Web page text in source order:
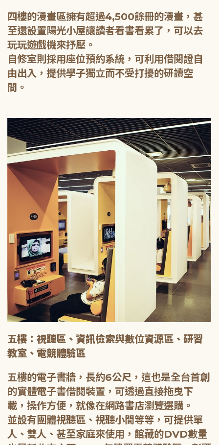
四樓的漫畫區擁有超過4,500餘冊的漫畫，甚
至還設置陽光小屋讓讀者看書看累了，可以去
玩玩遊戲機來抒壓。
自修室則採用座位預約系統，可利用借閱證自
由出入，提供學子獨立而不受打擾的研讀空
間。
五樓：視聽區、資訊檢索與數位資源區、研習
教室、電競體驗區
五樓的電子書牆，長約6公尺，這也是全台首創
的實體電子書借閱裝置，可透過直接拖曳下
載，操作方便，就像在網路書店瀏覽選購。
並設有團體視聽區、視聽小間等等，可提供單
人、雙人、甚至家庭來使用，館藏的DVD數量